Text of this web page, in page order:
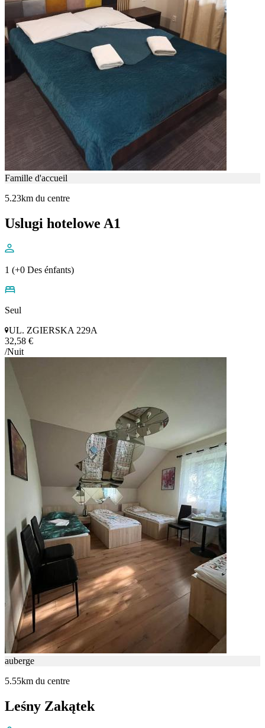
Famille d'accueil
5.23km du centre
Uslugi hotelowe A1
1 (+0 Des énfants)
Seul
UL. ZGIERSKA 229A
32,58 €
/Nuit
auberge
5.55km du centre
Leśny Zakątek